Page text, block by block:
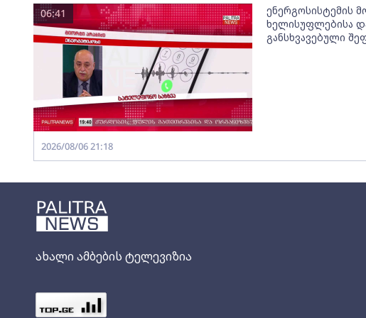
ახალი ამბების ტელევიზია
ენერგოსისტემის
ხელისუფლებისა
განსხვავებული
06:41
2026/08/06 21:18